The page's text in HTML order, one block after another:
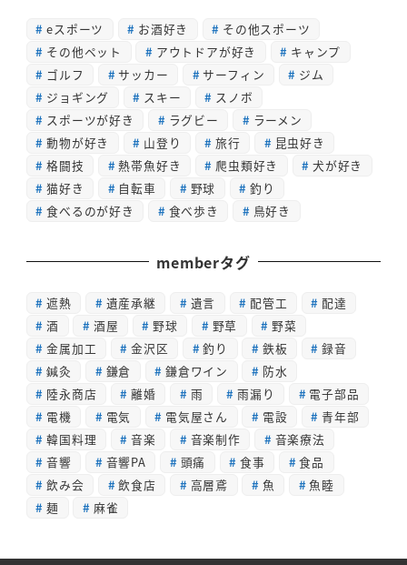
eスポーツ お酒好き
その他スポーツ
その他ペット
アウトドアが好き
キャンプ
ゴルフ
サッカー サーフィン
ジム
ジョギング
スキー
スノボ
スポーツが好き
ラグビー
ラーメン
動物が好き
山登り 旅行
昆虫好き
格闘技
熱帯魚好き 爬虫類好き
犬が好き
猫好き
自転車 野球
釣り
食べるのが好き
食べ歩き 鳥好き
memberタグ
遮熱 遺産承継 遺言 配管工
配達
酒
酒屋 野球 野草
野菜
金属加工
金沢区 釣り 鉄板
録音
鍼灸
鎌倉 鎌倉ワイン
防水
陸永商店
離婚 雨 雨漏り
電子部品
電機
電気 電気屋さん 電設
青年部
韓国料理
音楽 音楽制作
音楽療法
音響
音響PA 頭痛 食事
食品
飲み会
飲食店 高層鳶 魚
魚睦
麺
麻雀